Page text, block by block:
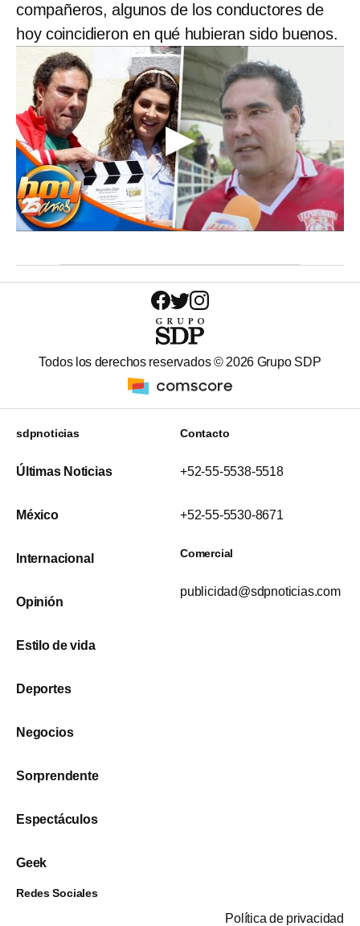
compañeros, algunos de los conductores de
hoy coincidieron en qué hubieran sido buenos.
Todos los derechos reservados © 2026 Grupo SDP
sdpnoticias
Últimas Noticias
México
Internacional
Opinión
Estilo de vida
Deportes
Negocios
Sorprendente
Espectáculos
Geek
Contacto
+52-55-5538-5518
+52-55-5530-8671
Comercial
publicidad@sdpnoticias.com
Redes Sociales
Política de privacidad